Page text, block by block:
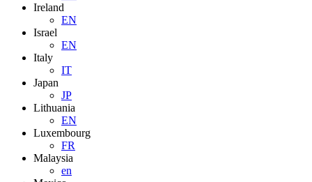
Ireland
EN
Israel
EN
Italy
IT
Japan
JP
Lithuania
EN
Luxembourg
FR
Malaysia
en